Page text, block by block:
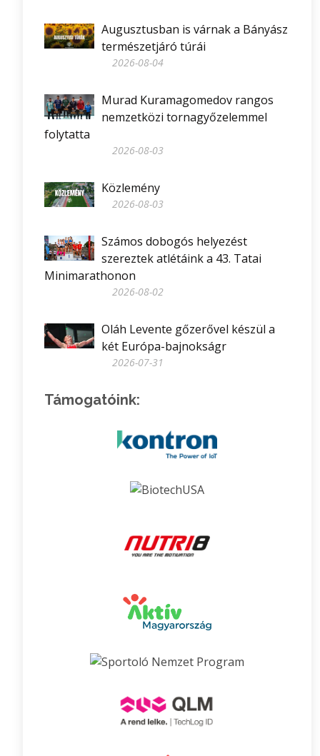
Augusztusban is várnak a Bányász
természetjáró túrái
2026-08-04
Murad Kuramagomedov rangos
nemzetközi tornagyőzelemmel
folytatta
2026-08-03
Közlemény
2026-08-03
Számos dobogós helyezést
szereztek atlétáink a 43. Tatai
Minimarathonon
2026-08-02
Oláh Levente gőzerővel készül a
két Európa-bajnokságr
2026-07-31
Támogatóink: